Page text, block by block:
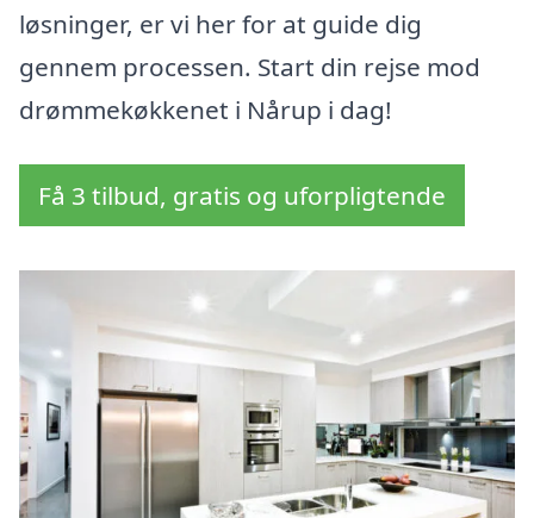
løsninger, er vi her for at guide dig
gennem processen. Start din rejse mod
drømmekøkkenet i Nårup i dag!
Få 3 tilbud, gratis og uforpligtende